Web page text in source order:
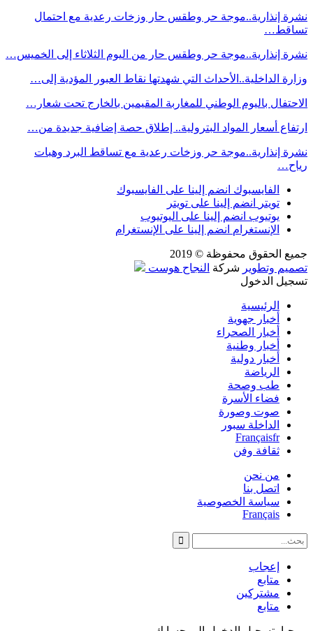
نشرة إنذارية..موجة حر وطقس حار وزخات رعدية مع احتمال
تساقط…
نشرة إنذارية..موجة حر وطقس حار من اليوم الثلاثاء إلى الخميس…
وزارة الداخلية..الأحداث التي شهدتها نقاط العبور المؤدية إلى…
الاحتفال باليوم الوطني للمغاربة المقيمين بالخارج تحت شعار…
ارتفاع أسعار المواد البترولية.. إطلاق حصة إضافية جديدة من…
نشرة إنذارية..موجة حر وزخات رعدية مع تساقط البرد وهبات
رياح…
الفايسبوك انضم إلينا على الفايسبوك
تويتر
انضم إلينا على تويتر
يوتيوب انضم إلينا على اليوتيوب
الإنستغرام انضم إلينا على الإنستغرام
جميع الحقوق محفوظة © 2019
تصميم وتطوير شركة النجاح هوست
تسجيل الدخول
الرئيسية
أخبار جهوية
أخبار الصحراء
أخبار وطنية
أخبار دولية
الرياضة
طب وصحة
فضاء الأسرة
صوت وصورة
الداخلة سبور
Françaisfr
ثقافة وفن
من نحن
اتصل بنا
سياسة الخصوصية
Français
إعجاب
متابع
مشتركين
متابع